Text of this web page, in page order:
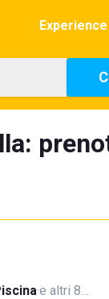
Experience
·e altri 8…